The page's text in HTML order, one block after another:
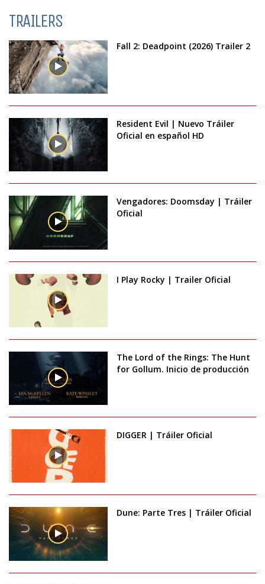
TRAILERS
Fall 2: Deadpoint (2026) Trailer 2
Resident Evil | Nuevo Tráiler
Oficial en español HD
Vengadores: Doomsday | Tráiler
Oficial
I Play Rocky | Trailer Oficial
The Lord of the Rings: The Hunt
for Gollum. Inicio de producción
DIGGER | Tráiler Oficial
Dune: Parte Tres | Tráiler Oficial